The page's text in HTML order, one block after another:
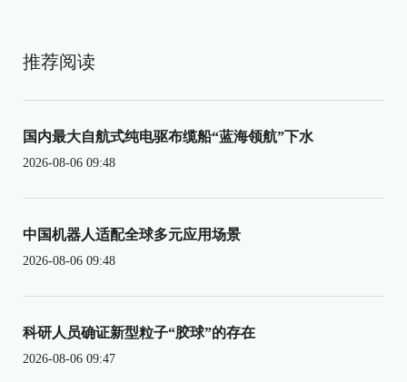
推荐阅读
国内最大自航式纯电驱布缆船“蓝海领航”下水
2026-08-06 09:48
中国机器人适配全球多元应用场景
2026-08-06 09:48
科研人员确证新型粒子“胶球”的存在
2026-08-06 09:47